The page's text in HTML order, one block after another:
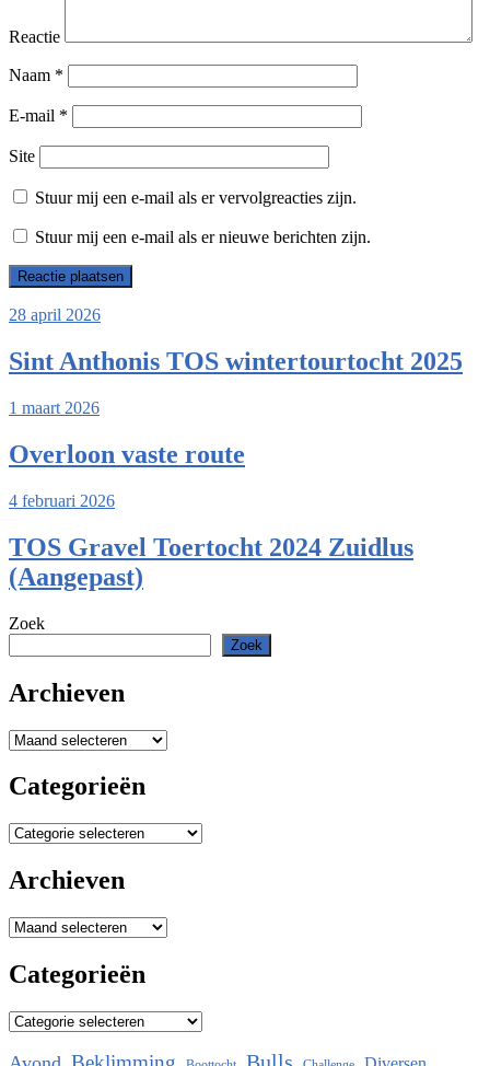
Reactie
Naam *
E-mail *
Site
Stuur mij een e-mail als er vervolgreacties zijn.
Stuur mij een e-mail als er nieuwe berichten zijn.
28 april 2026
Sint Anthonis TOS wintertourtocht 2025
1 maart 2026
Overloon vaste route
4 februari 2026
TOS Gravel Toertocht 2024 Zuidlus
(Aangepast)
Zoek
Zoek
Archieven
Archieven
Categorieën
Categorieën
Archieven
Archieven
Categorieën
Categorieën